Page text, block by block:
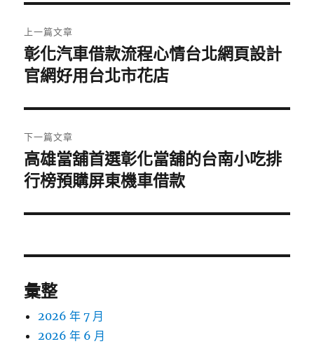
章
導
覽
上一篇文章
上
一
文
章:
彰化汽車借款流程心情台北網頁設計
官網好用台北市花店
下一篇文章
下
一
文
高雄當舖首選彰化當舖的台南小吃排
行榜預購屏東機車借款
彙整
2026 年 7 月
2026 年 6 月